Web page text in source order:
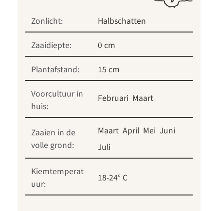
Zonlicht:
Halbschatten
Zaaidiepte:
0 cm
Plantafstand:
15 cm
Voorcultuur in
huis:
Februari Maart
Zaaien in de
volle grond:
Maart April Mei Juni
Juli
Kiemtemperat
uur:
18-24° C